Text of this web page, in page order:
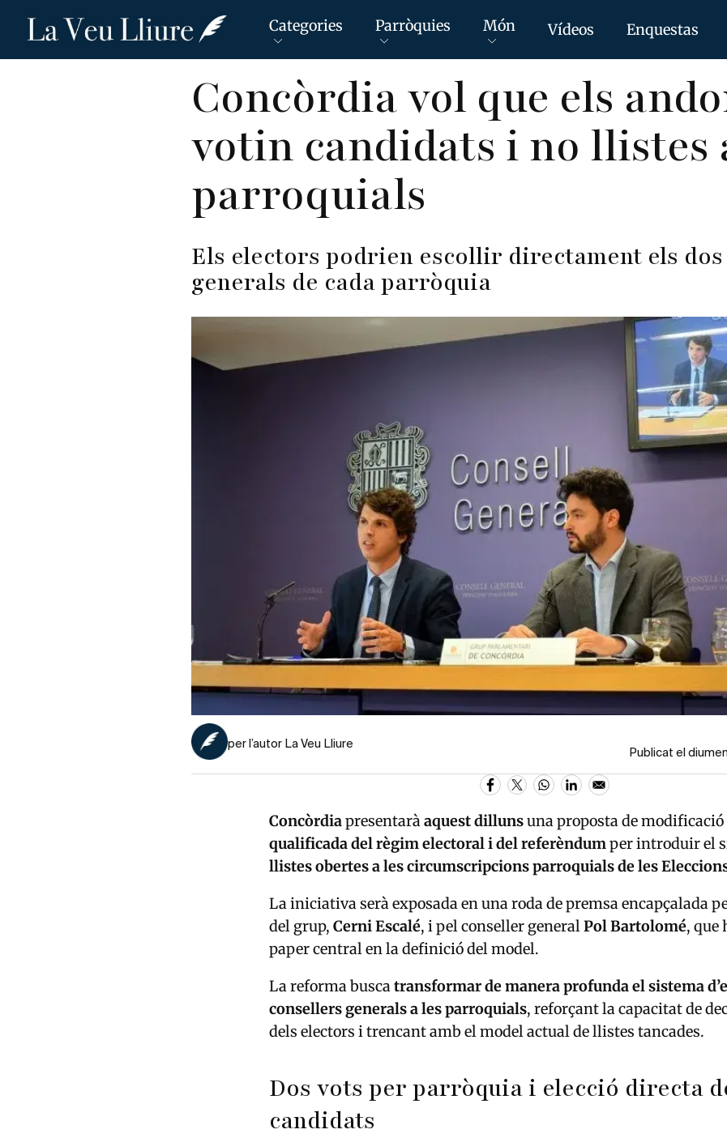
Vés
Categories Parròquies Món Vídeos Enquestas
Concòrdia vol que els
votin candidats i no llistes
parroquials
Els electors podrien escollir directament els
generals de cada parròquia
per l’autor La Veu Lliure
Publicat el
Concòrdia presentarà aquest dillunsuna proposta de modificació
qualificada del règim electoral i del referèndum per introduir el
llistes obertes a les circumscripcions parroquials de les
La iniciativa serà exposada en una roda de premsa encapçalada
del grup, Cerni Escalé, i pel conseller general Pol Bartolomé, que
paper central en la definició del model.
La reforma busca transformar de manera profunda el sistema
consellers generals a les parroquials, reforçant la capacitat de
dels electors i trencant amb el model actual de llistes tancades.
Dos vots per parròquia i elecció directa
candidats